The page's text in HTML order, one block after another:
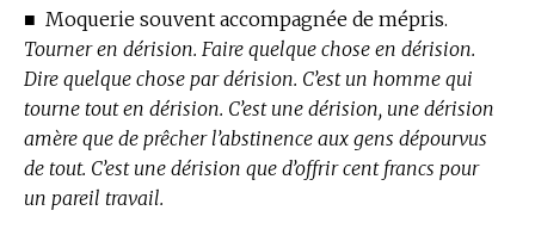
■ Moquerie souvent accompagnée de mépris.
Tourner en dérision. Faire quelque chose en dérision.
Dire quelque chose par dérision. C’est un homme qui
tourne tout en dérision. C’est une dérision, une dérision
amère que de prêcher l’abstinence aux gens dépourvus
de tout. C’est une dérision que d’offrir cent francs pour
un pareil travail.